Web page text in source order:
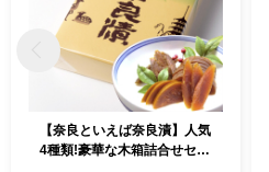
【奈良といえば奈良漬】人気
4種類!豪華な木箱詰合せセッ